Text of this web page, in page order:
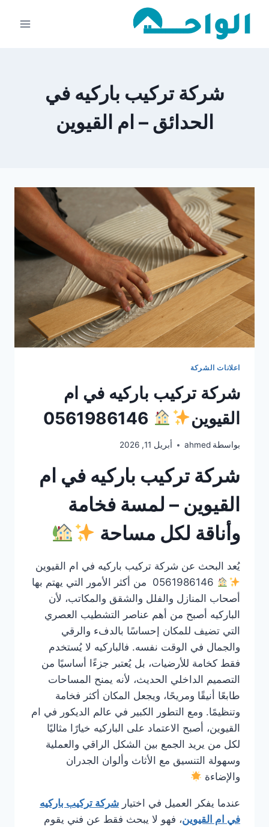
شركة تركيب باركيه في
الحدائق – ام القيوين
اعلانات الشركة
شركة تركيب باركيه في ام
القيوين
بواسطة ahmed أبريل 11, 2026
شركة تركيب باركيه في ام
القيوين – لمسة فخامة
وأناقة لكل مساحة
يُعد البحث عن شركة تركيب باركيه في ام القيوين
0561986146 من أكثر الأمور التي يهتم بها
أصحاب المنازل والفلل والشقق والمكاتب، لأن
الباركيه أصبح من أهم عناصر التشطيب العصري
التي تضيف للمكان إحساسًا بالدفء والرقي
والجمال في الوقت نفسه. فالباركيه لا يُستخدم
فقط كخامة للأرضيات، بل يُعتبر جزءًا أساسيًا من
التصميم الداخلي الحديث، لأنه يمنح المساحات
طابعًا أنيقًا ومريحًا، ويجعل المكان أكثر فخامة
وتنظيمًا. ومع التطور الكبير في عالم الديكور في ام
القيوين، أصبح الاعتماد على الباركيه خيارًا مثاليًا
لكل من يريد الجمع بين الشكل الراقي والعملية
وسهولة التنسيق مع الأثاث وألوان الجدران
والإضاءة
عندما يفكر العميل في اختيار شركة تركيب باركيه
في ام القيوين، فهو لا يبحث فقط عن فني يقوم